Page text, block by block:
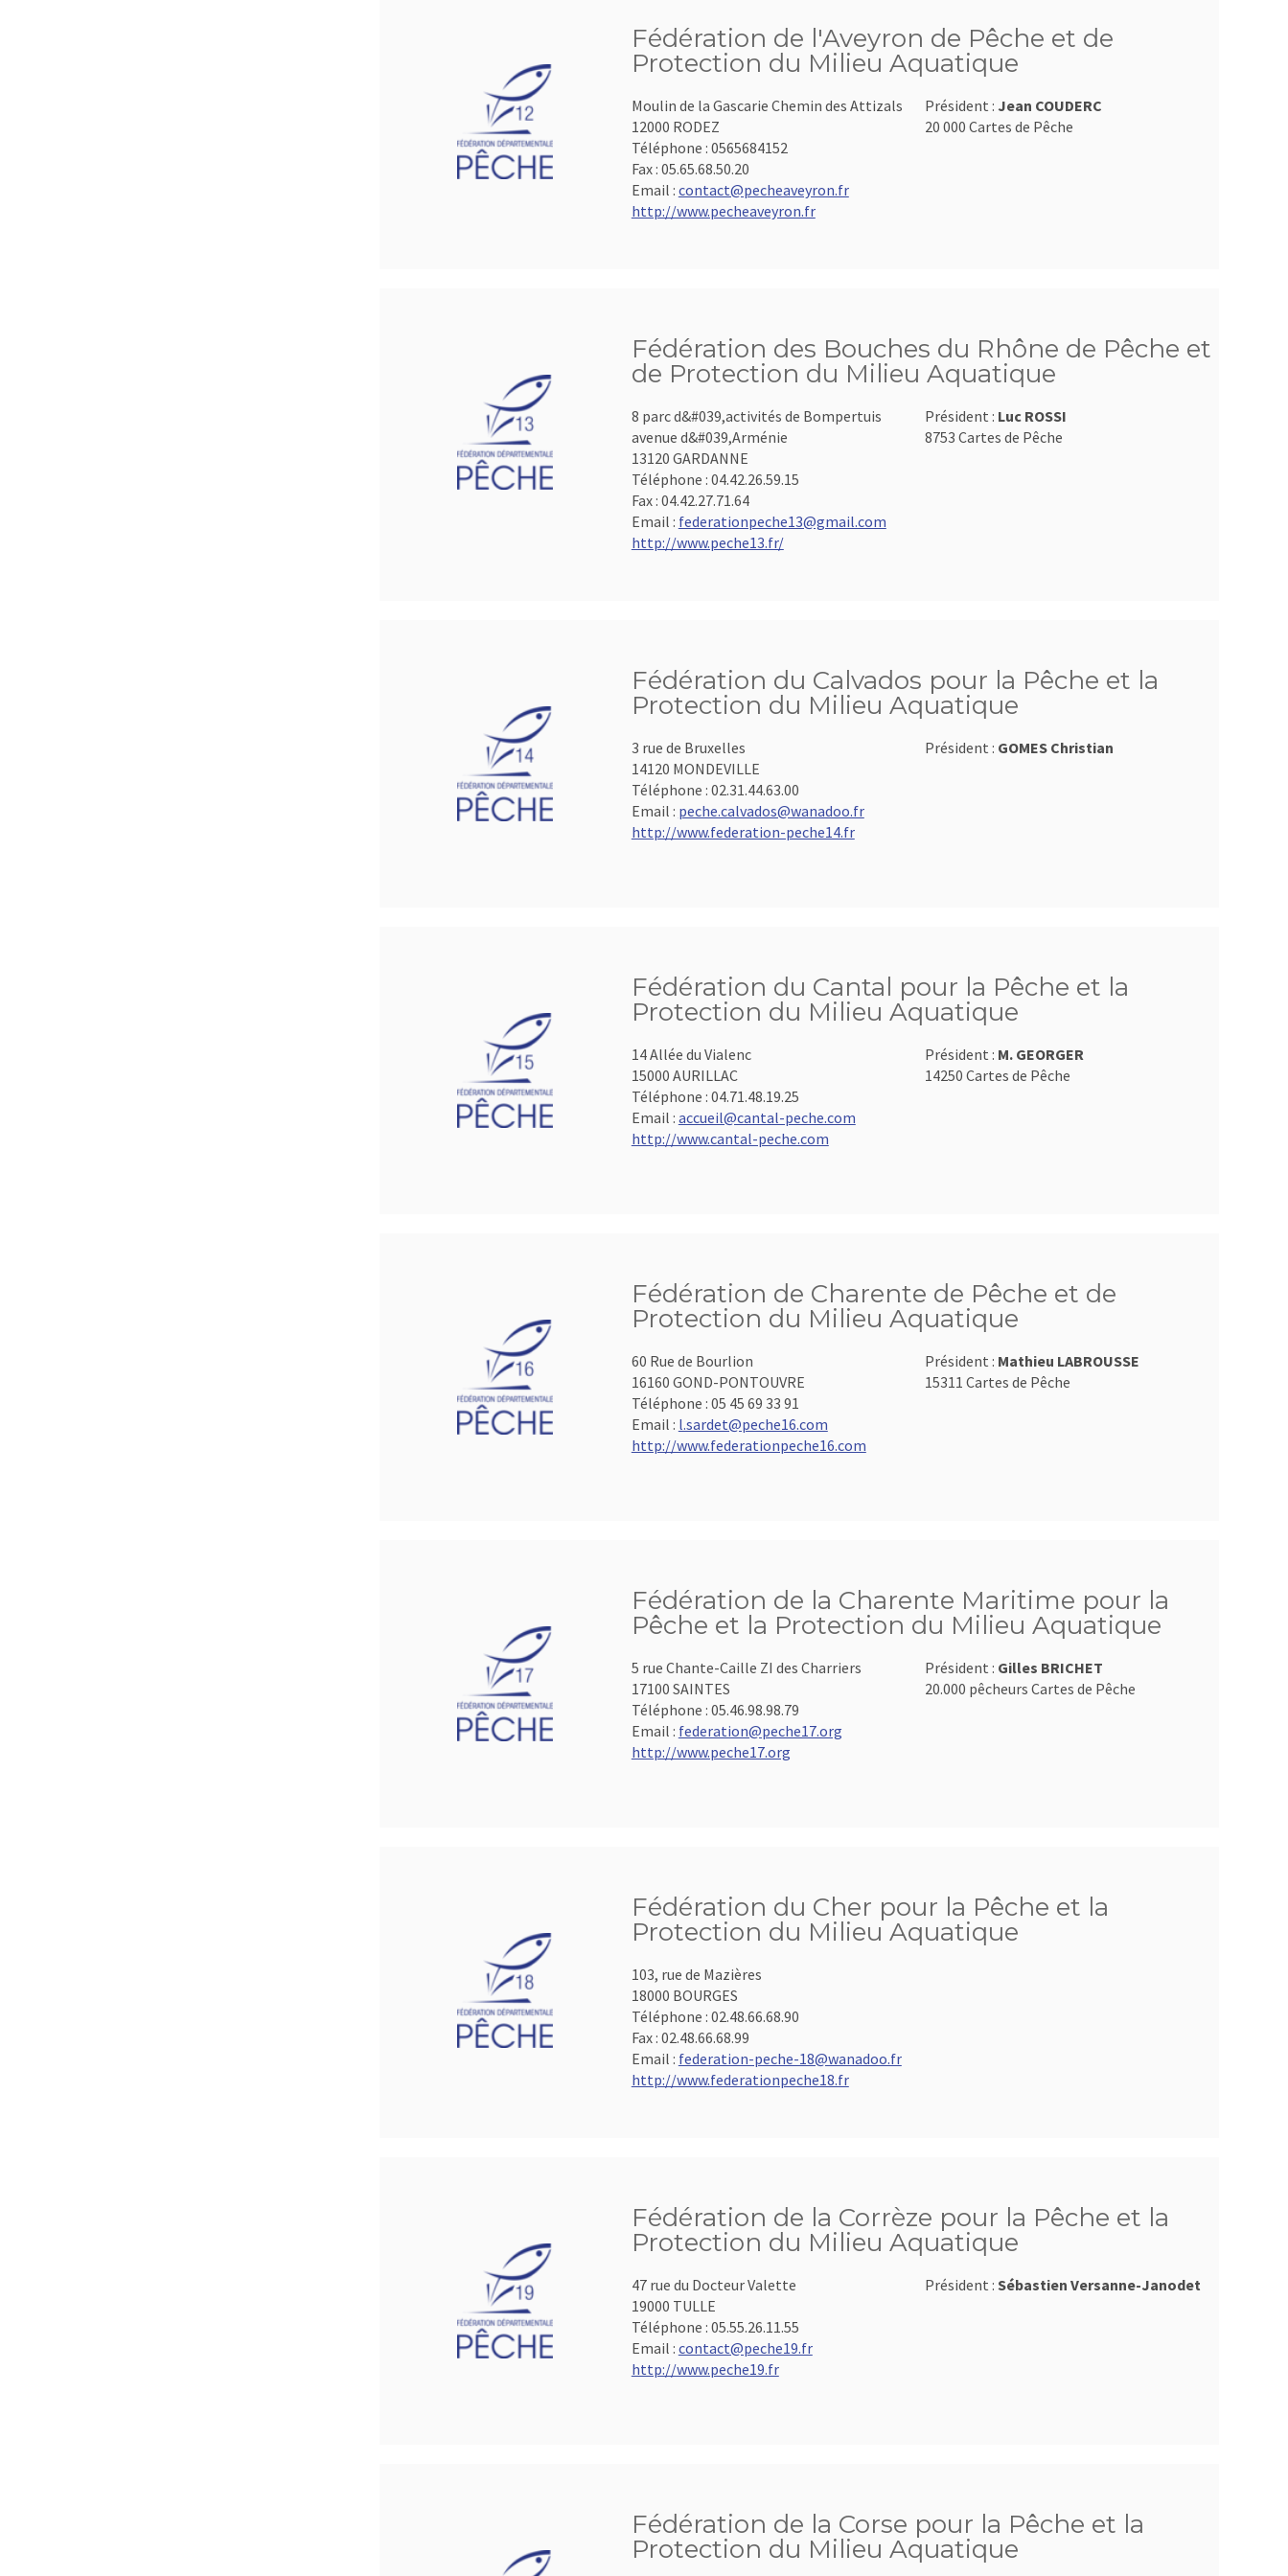
Fédération de l'Aveyron de Pêche et de
Protection du Milieu Aquatique
Moulin de la Gascarie Chemin des Attizals
12000 RODEZ
Téléphone : 0565684152
Fax : 05.65.68.50.20
Email : contact@pecheaveyron.fr
http://www.pecheaveyron.fr
Président : Jean COUDERC
20 000 Cartes de Pêche
Fédération des Bouches du Rhône de Pêche et
de Protection du Milieu Aquatique
8 parc d&#039,activités de Bompertuis
avenue d&#039,Arménie
13120 GARDANNE
Téléphone : 04.42.26.59.15
Fax : 04.42.27.71.64
Email : federationpeche13@gmail.com
http://www.peche13.fr/
Président : Luc ROSSI
8753 Cartes de Pêche
Fédération du Calvados pour la Pêche et la
Protection du Milieu Aquatique
3 rue de Bruxelles
14120 MONDEVILLE
Téléphone : 02.31.44.63.00
Email : peche.calvados@wanadoo.fr
http://www.federation-peche14.fr
Président : GOMES Christian
Fédération du Cantal pour la Pêche et la
Protection du Milieu Aquatique
14 Allée du Vialenc
15000 AURILLAC
Téléphone : 04.71.48.19.25
Email : accueil@cantal-peche.com
http://www.cantal-peche.com
Président : M. GEORGER
14250 Cartes de Pêche
Fédération de Charente de Pêche et de
Protection du Milieu Aquatique
60 Rue de Bourlion
16160 GOND-PONTOUVRE
Téléphone : 05 45 69 33 91
Email : l.sardet@peche16.com
http://www.federationpeche16.com
Président : Mathieu LABROUSSE
15311 Cartes de Pêche
Fédération de la Charente Maritime pour la
Pêche et la Protection du Milieu Aquatique
5 rue Chante-Caille ZI des Charriers
17100 SAINTES
Téléphone : 05.46.98.98.79
Email : federation@peche17.org
http://www.peche17.org
Président : Gilles BRICHET
20.000 pêcheurs Cartes de Pêche
Fédération du Cher pour la Pêche et la
Protection du Milieu Aquatique
103, rue de Mazières
18000 BOURGES
Téléphone : 02.48.66.68.90
Fax : 02.48.66.68.99
Email : federation-peche-18@wanadoo.fr
http://www.federationpeche18.fr
Fédération de la Corrèze pour la Pêche et la
Protection du Milieu Aquatique
47 rue du Docteur Valette
19000 TULLE
Téléphone : 05.55.26.11.55
Email : contact@peche19.fr
http://www.peche19.fr
Président :Sébastien Versanne-Janodet
Fédération de la Corse pour la Pêche et la
Protection du Milieu Aquatique